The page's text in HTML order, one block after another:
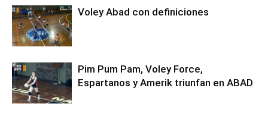
Voley Abad con definiciones
Pim Pum Pam, Voley Force,
Espartanos y Amerik triunfan en ABAD